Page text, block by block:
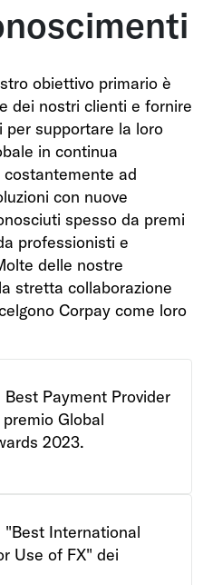
obiettivo primario è
dei nostri clienti e fornire
per supportare la loro
in continua
costantemente ad
con nuove
spesso da premi
professionisti e
delle nostre
stretta collaborazione
Corpay come loro
Payment Provider
Global
2023.
International
Use of FX" dei